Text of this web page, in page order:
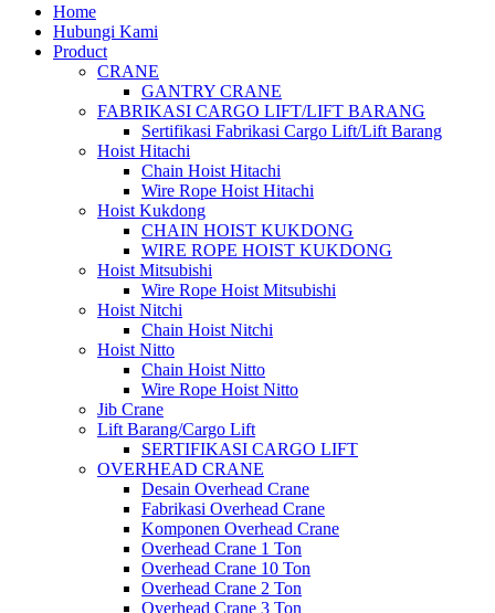
Home
Hubungi Kami
Product
CRANE
GANTRY CRANE
FABRIKASI CARGO LIFT/LIFT BARANG
Sertifikasi Fabrikasi Cargo Lift/Lift Barang
Hoist Hitachi
Chain Hoist Hitachi
Wire Rope Hoist Hitachi
Hoist Kukdong
CHAIN HOIST KUKDONG
WIRE ROPE HOIST KUKDONG
Hoist Mitsubishi
Wire Rope Hoist Mitsubishi
Hoist Nitchi
Chain Hoist Nitchi
Hoist Nitto
Chain Hoist Nitto
Wire Rope Hoist Nitto
Jib Crane
Lift Barang/Cargo Lift
SERTIFIKASI CARGO LIFT
OVERHEAD CRANE
Desain Overhead Crane
Fabrikasi Overhead Crane
Komponen Overhead Crane
Overhead Crane 1 Ton
Overhead Crane 10 Ton
Overhead Crane 2 Ton
Overhead Crane 3 Ton